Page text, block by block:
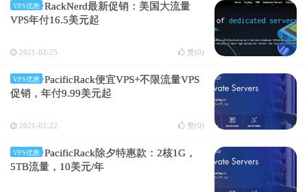
VPS优惠
RackNerd最新促销：美国大流量
VPS年付16.5美元起
2021-02-25 赞(0)
VPS优惠
PacificRack便宜VPS+不限流量VPS
促销，年付9.99美元起
2021-02-22 赞(0)
VPS优惠
PacificRack除夕特惠款：2核1G，
5TB流量，10美元/年